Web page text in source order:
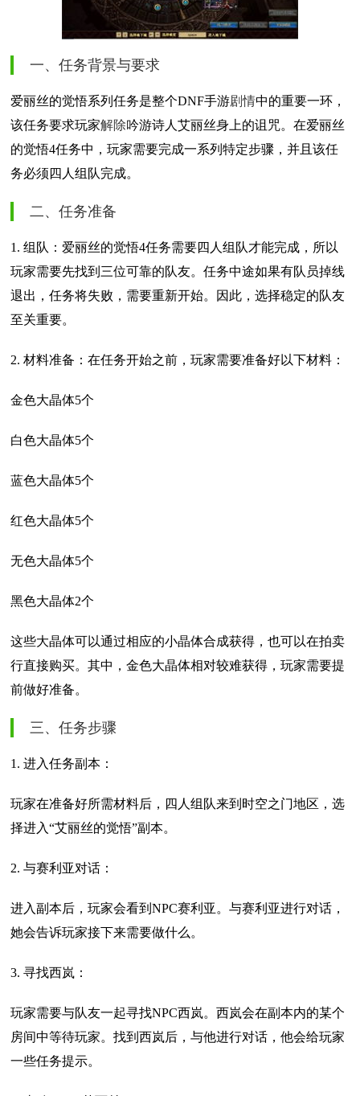
一、任务背景与要求
爱丽丝的觉悟系列任务是整个DNF手游剧情中的重要一环，
该任务要求玩家解除吟游诗人艾丽丝身上的诅咒。在爱丽丝
的觉悟4任务中，玩家需要完成一系列特定步骤，并且该任
务必须四人组队完成。
二、任务准备
1. 组队：爱丽丝的觉悟4任务需要四人组队才能完成，所以
玩家需要先找到三位可靠的队友。任务中途如果有队员掉线
退出，任务将失败，需要重新开始。因此，选择稳定的队友
至关重要。
2. 材料准备：在任务开始之前，玩家需要准备好以下材料：
金色大晶体5个
白色大晶体5个
蓝色大晶体5个
红色大晶体5个
无色大晶体5个
黑色大晶体2个
这些大晶体可以通过相应的小晶体合成获得，也可以在拍卖
行直接购买。其中，金色大晶体相对较难获得，玩家需要提
前做好准备。
三、任务步骤
1. 进入任务副本：
玩家在准备好所需材料后，四人组队来到时空之门地区，选
择进入“艾丽丝的觉悟”副本。
2. 与赛利亚对话：
进入副本后，玩家会看到NPC赛利亚。与赛利亚进行对话，
她会告诉玩家接下来需要做什么。
3. 寻找西岚：
玩家需要与队友一起寻找NPC西岚。西岚会在副本内的某个
房间中等待玩家。找到西岚后，与他进行对话，他会给玩家
一些任务提示。